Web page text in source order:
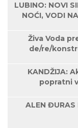
LUBINO: NOVI
NOĆI, VODI
Živa Voda
de/re/
KANDŽIJA:
popratni
ALEN ĐURAS